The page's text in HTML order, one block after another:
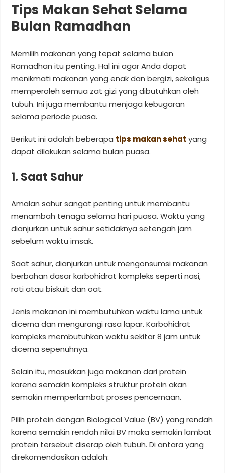
Tips Makan Sehat Selama
Bulan Ramadhan
Memilih makanan yang tepat selama bulan
Ramadhan itu penting. Hal ini agar Anda dapat
menikmati makanan yang enak dan bergizi, sekaligus
memperoleh semua zat gizi yang dibutuhkan oleh
tubuh. Ini juga membantu menjaga kebugaran
selama periode puasa.
Berikut ini adalah beberapa tips makan sehat yang
dapat dilakukan selama bulan puasa.
1. Saat Sahur
Amalan sahur sangat penting untuk membantu
menambah tenaga selama hari puasa. Waktu yang
dianjurkan untuk sahur setidaknya setengah jam
sebelum waktu imsak.
Saat sahur, dianjurkan untuk mengonsumsi makanan
berbahan dasar karbohidrat kompleks seperti nasi,
roti atau biskuit dan oat.
Jenis makanan ini membutuhkan waktu lama untuk
dicerna dan mengurangi rasa lapar. Karbohidrat
kompleks membutuhkan waktu sekitar 8 jam untuk
dicerna sepenuhnya.
Selain itu, masukkan juga makanan dari protein
karena semakin kompleks struktur protein akan
semakin memperlambat proses pencernaan.
Pilih protein dengan Biological Value (BV) yang rendah
karena semakin rendah nilai BV maka semakin lambat
protein tersebut diserap oleh tubuh. Di antara yang
direkomendasikan adalah: